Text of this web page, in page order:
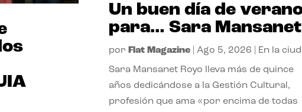
Un buen día de
para… Sara Mansanet
por Flat Magazine| Ago 5, 2026 En la
Sara Mansanet Royo lleva más de quince
años dedicándose a la Gestión Cultural,
profesión que ama «por encima de todas